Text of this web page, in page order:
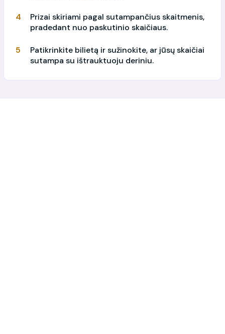
Prizai skiriami pagal sutampančius skaitmenis,
pradedant nuo paskutinio skaičiaus.
Patikrinkite bilietą ir sužinokite, ar jūsų skaičiai
sutampa su ištrauktuoju deriniu.